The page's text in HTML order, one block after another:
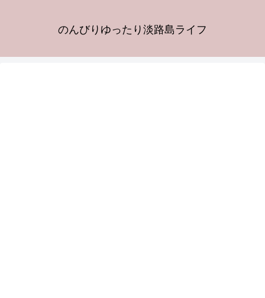
のんびりゆったり淡路島ライフ